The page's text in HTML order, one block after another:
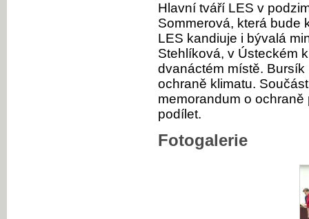
Hlavní tváří LES v
Sommerová, která bude
LES kandiuje i bývalá
Stehlíková, v Ústeckém
dvanáctém místě.
ochraně klimatu.
memorandum o
podílet.
Fotogalerie